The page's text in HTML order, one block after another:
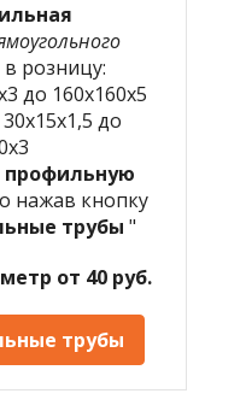
розницу:
до 160х160х5
до
профильную
нажав кнопку
трубы "
от 40 руб.
трубы